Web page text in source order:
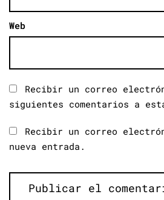
Web
Recibir un correo
siguientes comentarios a
Recibir un correo
nueva entrada.